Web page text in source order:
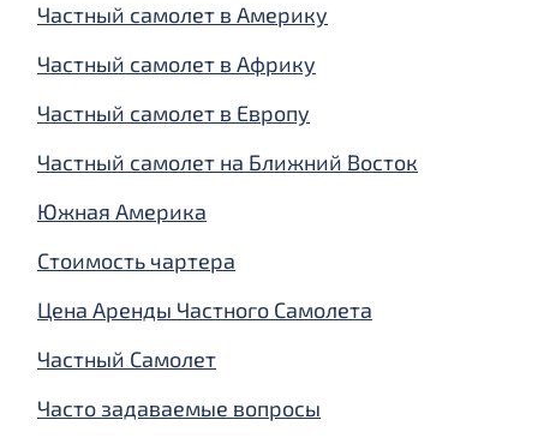
Частный самолет в Америку
Частный самолет в Африку
Частный самолет в Европу
Частный самолет на Ближний Восток
Южная Америка
Стоимость чартера
Цена Аренды Частного Самолета
Частный Самолет
Часто задаваемые вопросы